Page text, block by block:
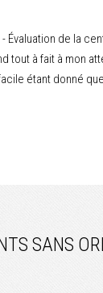
- Évaluation de la
tout à fait à mon
étant donné
SANS